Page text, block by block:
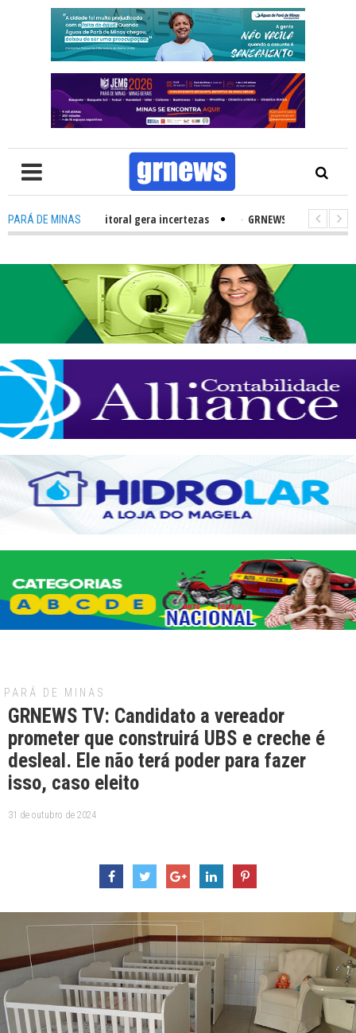
PARÁ DE MINAS
e cenário eleitoral gera incertezas
GRNEWS TV: PH e Ruan
PARÁ DE MINAS
GRNEWS TV: Candidato a vereador
prometer que construirá UBS e creche é
desleal. Ele não terá poder para fazer
isso, caso eleito
31 de outubro de 2024